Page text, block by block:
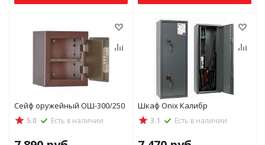
Сейф оружейный ОШ-300/250
5.0 Есть в наличии
Шкаф Onix Калибр
3.1 Есть в наличии